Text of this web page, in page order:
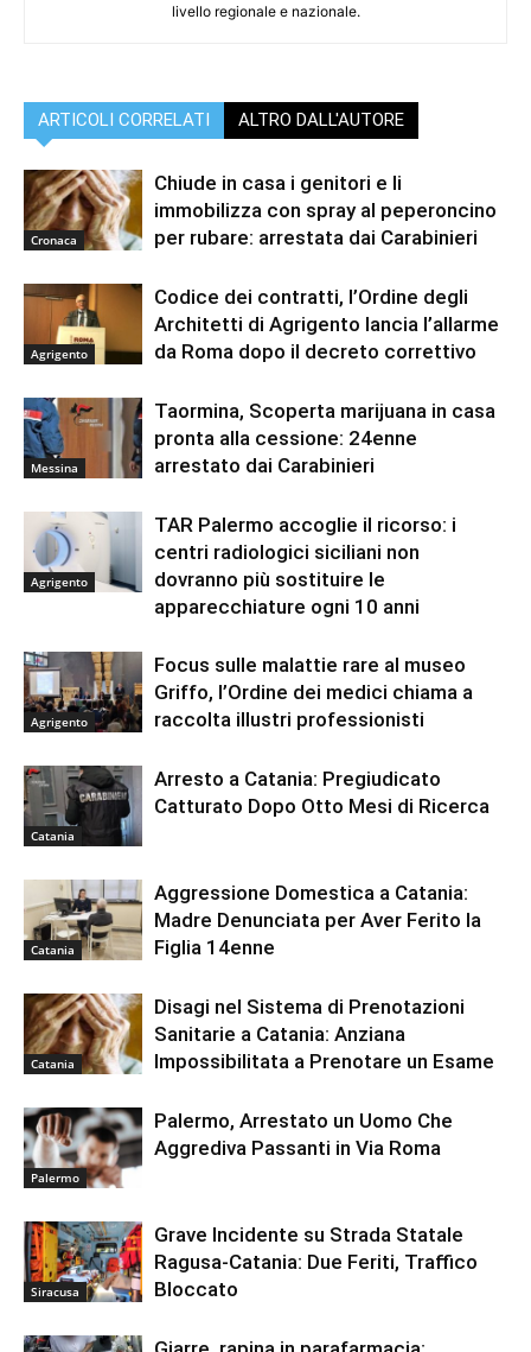
livello regionale e nazionale.
ARTICOLI CORRELATI ALTRO DALL'AUTORE
Cronaca
Chiude in casa i genitori e li
immobilizza con spray al peperoncino
per rubare: arrestata dai Carabinieri
Agrigento
Codice dei contratti, l’Ordine degli
Architetti di Agrigento lancia l’allarme
da Roma dopo il decreto correttivo
Messina
Taormina, Scoperta marijuana in casa
pronta alla cessione: 24enne
arrestato dai Carabinieri
Agrigento
TAR Palermo accoglie il ricorso: i
centri radiologici siciliani non
dovranno più sostituire le
apparecchiature ogni 10 anni
Agrigento
Focus sulle malattie rare al museo
Griffo, l’Ordine dei medici chiama a
raccolta illustri professionisti
Catania
Arresto a Catania: Pregiudicato
Catturato Dopo Otto Mesi di Ricerca
Catania
Aggressione Domestica a Catania:
Madre Denunciata per Aver Ferito la
Figlia 14enne
Catania
Disagi nel Sistema di Prenotazioni
Sanitarie a Catania: Anziana
Impossibilitata a Prenotare un Esame
Palermo
Palermo, Arrestato un Uomo Che
Aggrediva Passanti in Via Roma
Siracusa
Grave Incidente su Strada Statale
Ragusa-Catania: Due Feriti, Traffico
Bloccato